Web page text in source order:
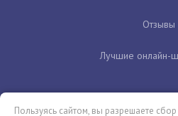
Отзывы
Лучшие онлайн-
Пользуясь сайтом, вы разрешаете